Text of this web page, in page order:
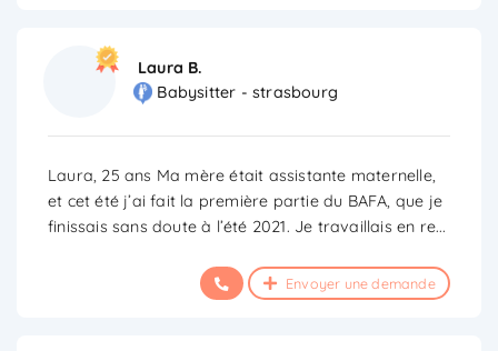
Laura B.
Babysitter - strasbourg
Laura, 25 ans Ma mère était assistante maternelle,
et cet été j’ai fait la première partie du BAFA, que je
finissais sans doute à l’été 2021. Je travaillais en re...
Envoyer une demande